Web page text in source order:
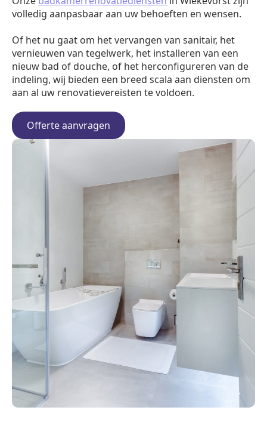
volledig aanpasbaar aan uw behoeften en wensen.
Of het nu gaat om het vervangen van sanitair, het
vernieuwen van tegelwerk, het installeren van een
nieuw bad of douche, of het herconfigureren van de
indeling, wij bieden een breed scala aan diensten om
aan al uw renovatievereisten te voldoen.
Offerte aanvragen